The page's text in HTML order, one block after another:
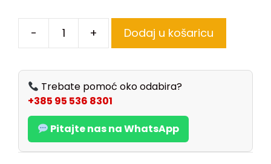
- + Dodaj u košaricu
Trebate pomoć oko odabira?
+385 95 536 8301
Pitajte nas na WhatsApp